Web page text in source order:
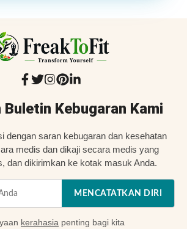
Buletin Kebugaran Kami
dengan saran kebugaran dan kesehatan
medis dan dikaji secara medis yang
dan dikirimkan ke kotak masuk Anda.
MENCATATKAN DIRI
kerahasia penting bagi kita